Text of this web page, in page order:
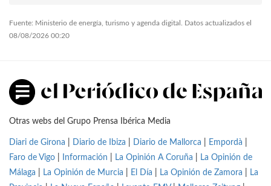
Fuente: Ministerio de energía, turismo y agenda digital. Datos actualizados el
08/08/2026 00:20
Otras webs del Grupo Prensa Ibérica Media
Diari de Girona Diario de Ibiza Diario de Mallorca Empordà
Faro de Vigo
Información La Opinión A Coruña
La Opinión de
Málaga
La Opinión de Murcia El Día La Opinión de Zamora
La